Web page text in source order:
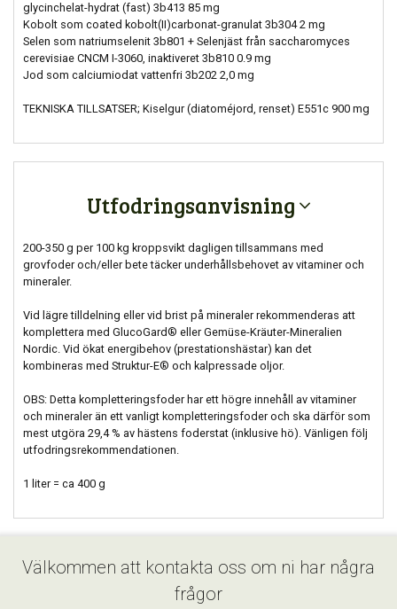
glycinchelat-hydrat (fast) 3b413 85 mg
Kobolt som coated kobolt(II)carbonat-granulat 3b304 2 mg
Selen som natriumselenit 3b801 + Selenjäst från saccharomyces
cerevisiae CNCM I-3060, inaktiveret 3b810 0.9 mg
Jod som calciumiodat vattenfri 3b202 2,0 mg
TEKNISKA TILLSATSER; Kiselgur (diatoméjord, renset) E551c 900 mg
Utfodringsanvisning
200-350 g per 100 kg kroppsvikt dagligen tillsammans med
grovfoder och/eller bete täcker underhållsbehovet av vitaminer och
mineraler.
Vid lägre tilldelning eller vid brist på mineraler rekommenderas att
komplettera med GlucoGard® eller Gemüse-Kräuter-Mineralien
Nordic. Vid ökat energibehov (prestationshästar) kan det
kombineras med Struktur-E® och kalpressade oljor.
OBS: Detta kompletteringsfoder har ett högre innehåll av vitaminer
och mineraler än ett vanligt kompletteringsfoder och ska därför som
mest utgöra 29,4 % av hästens foderstat (inklusive hö). Vänligen följ
utfodringsrekommendationen.
1 liter = ca 400 g
Välkommen att kontakta oss om ni har några
frågor